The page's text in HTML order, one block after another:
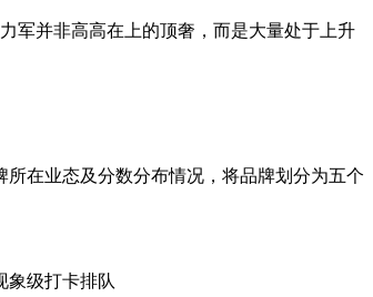
军并非高高在上的顶奢，而是大量处于上升
在业态及分数分布情况，将品牌划分为五个
象级打卡排队